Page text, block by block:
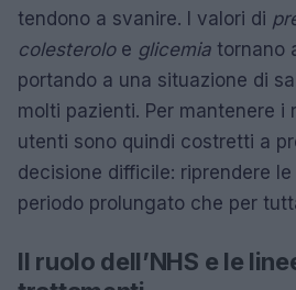
tendono a svanire. I valori di
colesteroloe glicemia tornano
portando a una situazione di
molti pazienti. Per mantenere
utenti sono quindi costretti a
decisione difficile: riprendere
periodo prolungato che per
Il ruolo dell’NHS e le